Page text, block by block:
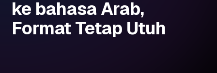
ke bahasa Arab,
Format Tetap Utuh